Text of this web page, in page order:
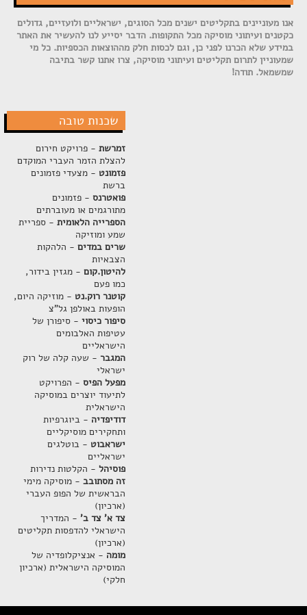
אנו מעוניינים בתקליטים ישנים מכל הסוגים, ישראליים ולועזיים, גדולים
כקטנים ועיתוני מוסיקה מכל התקופות. הדבר יסייע לנו להעשיר את האתר
במידע שלא הכרנו לפני כן, וגם לכסות חלק מההוצאות הכספיות. כל מי
שמעוניין לתרום תקליטים ועיתוני מוסיקה, צרו אתנו קשר בתיבה
שמשמאל. תודה!
שכנות טובה
זמרשת- פרויקט חירום
להצלת הזמר העברי המוקדם
פזמונט - מצעדי פזמונים
ברשת
פואטרנס- פזמונים
מתורגמים או מעוברתים
הספרייה הלאומית- ספריית
שמע ומוזיקה
שרים במדים- הלהקות
הצבאיות
להיטון.קום- מגזין בידור,
כמו פעם
קוטנר רוק.נט - מוזיקה היום,
הופעות באולפן גל"צ
סיפור כיסוי- סיפורן של
עטיפות האלבומים
הישראליים
המגבר- שעה קלה של רוק
ישראלי
מפעל הפיס- הפרויקט
לתיעוד יוצרים במוסיקה
הישראלית
דודיפדיה - ביוגרפיות
ותחקירים מוסיקליים
ישראבוט - בוטלגים
ישראליים
פוסיהל- הקלטות נדירות
זה מסתובב- מוסיקה מימי
הבראשית של הפופ העברי
(ארכיון)
צד א' צד ב'- המדריך
הישראלי להדפסות תקליטים
(ארכיון)
מומה - אנציקלופדיה של
המוסיקה הישראלית (ארכיון
חלקי)